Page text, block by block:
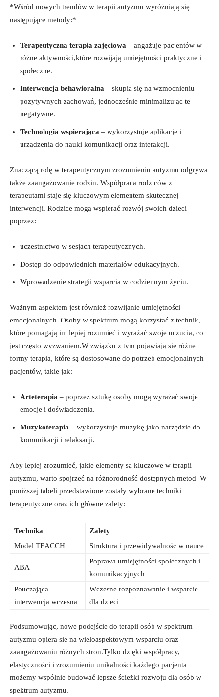
*Wśród nowych trendów w terapii autyzmu wyróżniają się
następujące metody:*
Terapeutyczna terapia zajęciowa – angażuje pacjentów w
różne aktywności,które rozwijają umiejętności praktyczne i
społeczne.
Interwencja behawioralna – skupia się na wzmocnieniu
pozytywnych zachowań, jednocześnie minimalizując te
negatywne.
Technologia wspierająca – wykorzystuje aplikacje i
urządzenia do nauki komunikacji oraz interakcji.
Znaczącą rolę w terapeutycznym zrozumieniu autyzmu odgrywa
także zaangażowanie rodzin. Współpraca rodziców z
terapeutami staje się kluczowym elementem skutecznej
interwencji. Rodzice mogą wspierać rozwój swoich dzieci
poprzez:
uczestnictwo w sesjach terapeutycznych.
Dostęp do odpowiednich materiałów edukacyjnych.
Wprowadzenie strategii wsparcia w codziennym życiu.
Ważnym aspektem jest również rozwijanie umiejętności
emocjonalnych. Osoby w spektrum mogą korzystać z technik,
które pomagają im lepiej rozumieć i wyrażać swoje uczucia, co
jest często wyzwaniem.W związku z tym pojawiają się różne
formy terapia, które są dostosowane do potrzeb emocjonalnych
pacjentów, takie jak:
Arteterapia – poprzez sztukę osoby mogą wyrażać swoje
emocje i doświadczenia.
Muzykoterapia – wykorzystuje muzykę jako narzędzie do
komunikacji i relaksacji.
Aby lepiej zrozumieć, jakie elementy są kluczowe w terapii
autyzmu, warto spojrzeć na różnorodność dostępnych metod. W
poniższej tabeli przedstawione zostały wybrane techniki
terapeutyczne oraz ich główne zalety:
Technika
Zalety
Model TEACCH
Struktura i przewidywalność w nauce
ABA
Poprawa umiejętności społecznych i
komunikacyjnych
Pouczająca
interwencja wczesna
Wczesne rozpoznawanie i wsparcie
dla dzieci
Podsumowując, nowe podejście do terapii osób w spektrum
autyzmu opiera się na wieloaspektowym wsparciu oraz
zaangażowaniu różnych stron.Tylko dzięki współpracy,
elastyczności i zrozumieniu unikalności każdego pacjenta
możemy wspólnie budować lepsze ścieżki rozwoju dla osób w
spektrum autyzmu.